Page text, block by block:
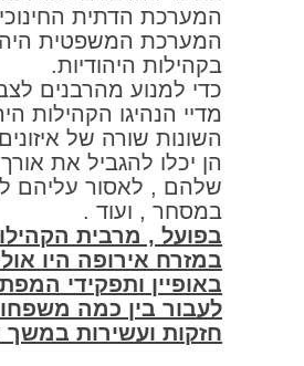
המערכת הדתית
המערכת המשפטית
בקהילות היהודיות.
כדי למנוע מהרבנים
מדיי הנהיגו הקהילות
השונות שורה של
הן יכלו להגביל את
שלהם , לאסור עליהם
במסחר , ועוד .
בפועל , מרבית
במזרח אירופה היו
באופיין ותפקידי
לעבור בין כמה
חזקות ועשירות במשך